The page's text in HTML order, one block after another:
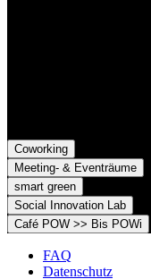
Coworking
Meeting- & Eventräume
smart green
Social Innovation Lab
Café POW >> Bis POWi
FAQ
Datenschutz